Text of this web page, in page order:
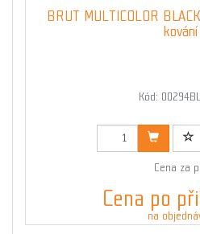
BRUT MULTICOLOR
kování
Kód:
Cena za
Cena po
na